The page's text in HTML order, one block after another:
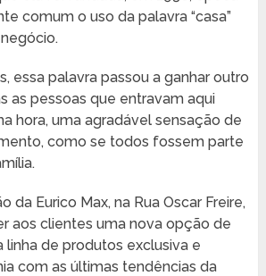
comum o uso da palavra “casa”
essa palavra passou a ganhar outro
as pessoas que entravam aqui
hora, uma agradável sensação de
como se todos fossem parte
da Eurico Max, na Rua Oscar Freire,
aos clientes uma nova opção de
linha de produtos exclusiva e
com as últimas tendências da